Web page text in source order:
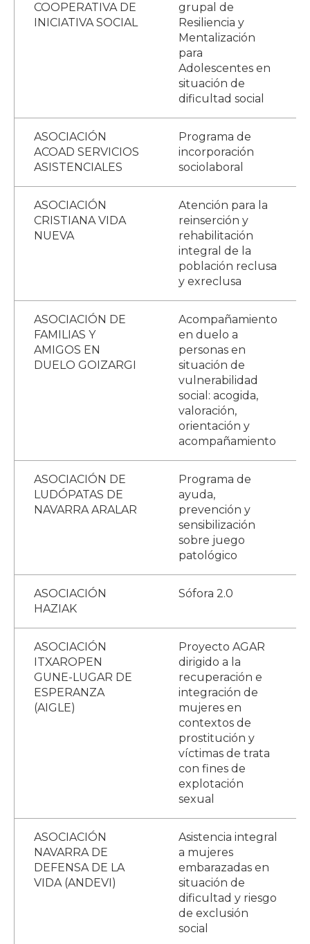
COOPERATIVA DE
INICIATIVA SOCIAL
grupal de
Resiliencia y
Mentalización
para
Adolescentes en
situación de
dificultad social
ASOCIACIÓN
ACOAD SERVICIOS
ASISTENCIALES
Programa de
incorporación
sociolaboral
ASOCIACIÓN
CRISTIANA VIDA
NUEVA
Atención para la
reinserción y
rehabilitación
integral de la
población reclusa
y exreclusa
ASOCIACIÓN DE
FAMILIAS Y
AMIGOS EN
DUELO GOIZARGI
Acompañamiento
en duelo a
personas en
situación de
vulnerabilidad
social: acogida,
valoración,
orientación y
acompañamiento
ASOCIACIÓN DE
LUDÓPATAS DE
NAVARRA ARALAR
Programa de
ayuda,
prevención y
sensibilización
sobre juego
patológico
ASOCIACIÓN
HAZIAK
Sófora 2.0
ASOCIACIÓN
ITXAROPEN
GUNE-LUGAR DE
ESPERANZA
(AIGLE)
Proyecto AGAR
dirigido a la
recuperación e
integración de
mujeres en
contextos de
prostitución y
víctimas de trata
con fines de
explotación
sexual
ASOCIACIÓN
NAVARRA DE
DEFENSA DE LA
VIDA (ANDEVI)
Asistencia integral
a mujeres
embarazadas en
situación de
dificultad y riesgo
de exclusión
social